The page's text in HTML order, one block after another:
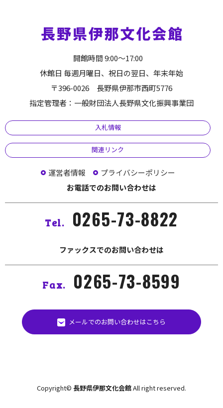
開館時間 9:00～17:00
休館日 毎週月曜日、祝日の翌日、年末年始
〒396-0026 長野県伊那市西町5776
指定管理者：一般財団法人長野県文化振興事業団
入札情報
関連リンク
運営者情報
プライバシーポリシー
お電話でのお問い合わせは
Tel. 0265-73-8822
ファックスでのお問い合わせは
Fax. 0265-73-8599
メールでのお問い合わせはこちら
Copyright© 長野県伊那文化会館All right reserved.